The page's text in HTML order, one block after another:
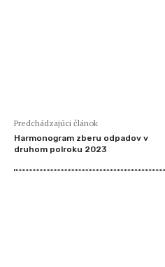
Predchádzajúci článok
Harmonogram zberu odpadov v
druhom polroku 2023